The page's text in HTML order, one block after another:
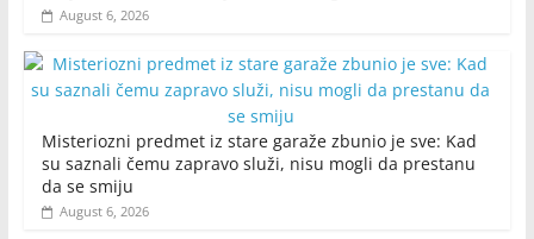
August 6, 2026
Misteriozni predmet iz stare garaže zbunio je sve: Kad
su saznali čemu zapravo služi, nisu mogli da prestanu
da se smiju
August 6, 2026